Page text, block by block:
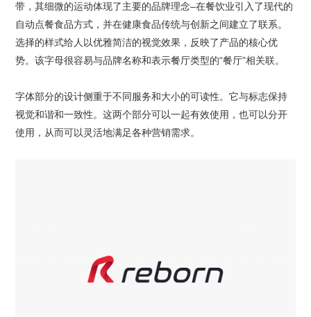
带，其细微的运动体现了主要的品牌理念–在餐饮业引入了现代的
自动点餐食品方式，并在健康食品传统与创新之间建立了联系。
选择的样式给人以优雅简洁的视觉效果，反映了产品的核心优
势。该字母很容易与品牌名称和表示餐厅类型的“餐厅”相关联。
字体部分的设计侧重于不同服务和大小的可读性。它与标志保持
视觉和谐和一致性。这两个部分可以一起有效使用，也可以分开
使用，从而可以灵活地满足各种营销需求。